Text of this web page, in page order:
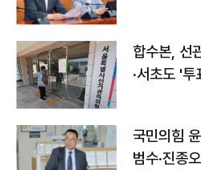
합수본, 선
·서초도 '
국민의힘
범수·진종